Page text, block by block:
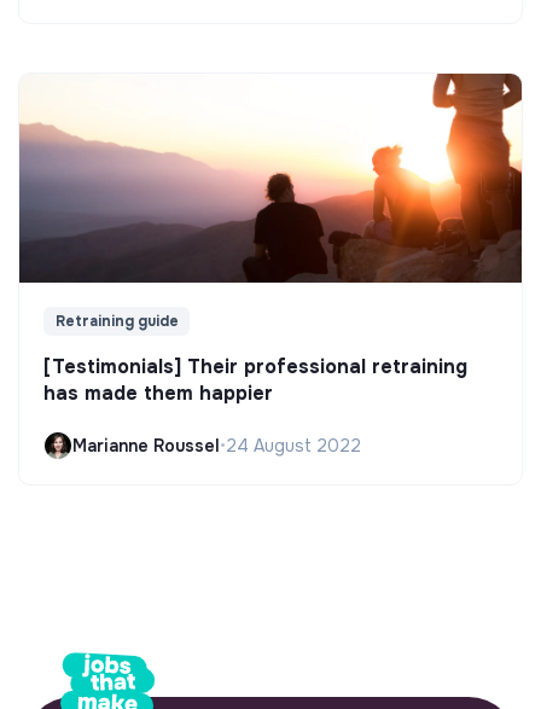
Retraining guide
[Testimonials] Their professional retraining
has made them happier
Marianne Roussel•24 August 2022